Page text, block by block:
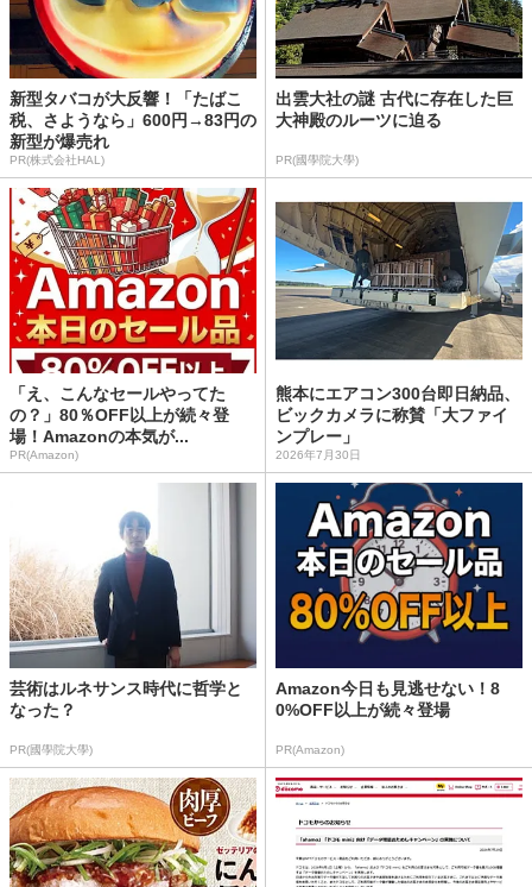
新型タバコが大反響！「たばこ
税、さようなら」600円→83円の
新型が爆売れ
PR(株式会社HAL)
出雲大社の謎 古代に存在した巨
大神殿のルーツに迫る
PR(國學院大學)
「え、こんなセールやってた
の？」80％OFF以上が続々登
場！Amazonの本気が...
PR(Amazon)
熊本にエアコン300台即日納品、
ビックカメラに称賛「大ファイ
ンプレー」
2026年7月30日
芸術はルネサンス時代に哲学と
なった？
PR(國學院大學)
Amazon今日も見逃せない！8
0%OFF以上が続々登場
PR(Amazon)